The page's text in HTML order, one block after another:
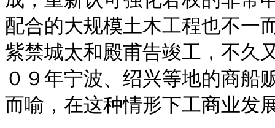
配合的大规模土木工程也不一
紫禁城太和殿甫告竣工，不久
０９年宁波、绍兴等地的商船
而喻，在这种情形下工商业发